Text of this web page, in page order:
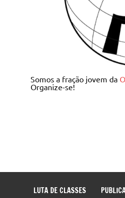
Juventude
Somos a fração jovem da
Organize-se!
LUTA DE CLASSES